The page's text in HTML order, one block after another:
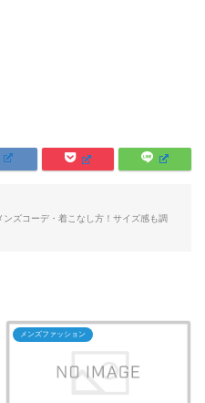
ズコーデ・着こなし方！サイズ感も調
メンズファッション